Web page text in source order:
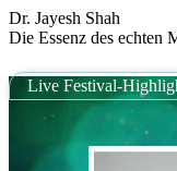
Dr. Jayesh Shah
Die Essenz des echten
Live Festival-